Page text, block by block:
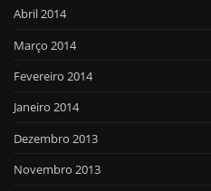
Abril 2014
Março 2014
Fevereiro 2014
Janeiro 2014
Dezembro 2013
Novembro 2013